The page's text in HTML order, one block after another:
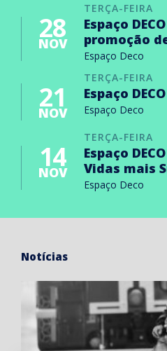
TERÇA-FEIRA
28
NOV
Espaço
promoção
Espaço Deco
TERÇA-FEIRA
21
NOV
Espaço
Espaço Deco
TERÇA-FEIRA
14
NOV
Espaço
Vidas mais
Espaço Deco
Notícias